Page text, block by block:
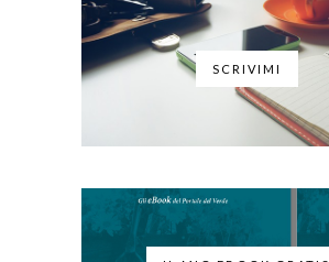
SCRIVIMI